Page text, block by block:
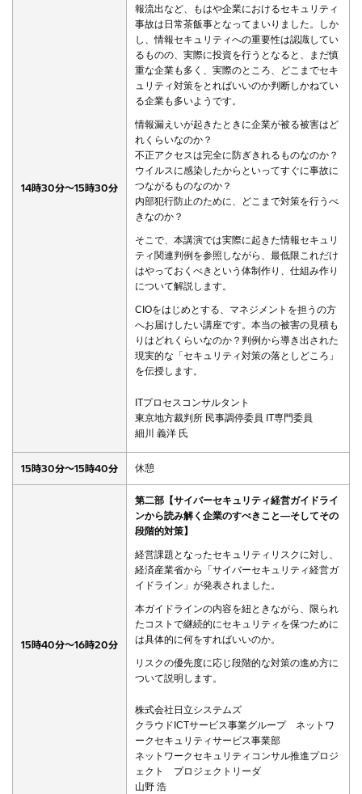
14時30分～15時30分
報流出など、もはや企業におけるセキュリティ
事故は日常茶飯事となってまいりました。しか
し、情報セキュリティへの重要性は認識してい
るものの、実際に投資を行うとなると、まだ慎
重な企業も多く、実際のところ、どこまでセキ
ュリティ対策をとればいいのか判断しかねてい
る企業も多いようです。
情報漏えいが起きたときに企業が被る被害はど
れくらいなのか？
不正アクセスは完全に防ぎきれるものなのか？
ウイルスに感染したからといってすぐに事故に
つながるものなのか？
内部犯行防止のために、どこまで対策を行うべ
きなのか？
そこで、本講演では実際に起きた情報セキュリ
ティ関連判例を参照しながら、最低限これだけ
はやっておくべきという体制作り、仕組み作り
について解説します。
CIOをはじめとする、マネジメントを担うの方
へお届けしたい講座です。本当の被害の見積も
りはどれくらいなのか？判例から導き出された
現実的な「セキュリティ対策の落としどころ」
を伝授します。
ITプロセスコンサルタント
東京地方裁判所 民事調停委員 IT専門委員
細川 義洋 氏
15時30分～15時40分 休憩
15時40分～16時20分
第二部【サイバーセキュリティ経営ガイドライ
ンから読み解く企業のすべきこと―そしてその
段階的対策】
経営課題となったセキュリティリスクに対し、
経済産業省から「サイバーセキュリティ経営ガ
イドライン」が発表されました。
本ガイドラインの内容を紐ときながら、限られ
たコストで継続的にセキュリティを保つために
は具体的に何をすればいいのか。
リスクの優先度に応じ段階的な対策の進め方に
ついて説明します。
株式会社日立システムズ
クラウドICTサービス事業グループ ネットワ
ークセキュリティサービス事業部
ネットワークセキュリティコンサル推進プロジ
ェクト プロジェクトリーダ
山野 浩